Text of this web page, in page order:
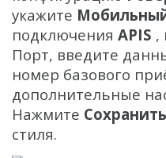
укажите
подключения APIS ,
Порт, введите
номер базового
дополнительные
Нажмите Сохранить
стиля.